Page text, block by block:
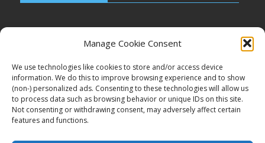
Manage Cookie Consent
We use technologies like cookies to store and/or access device
information. We do this to improve browsing experience and to show
(non-) personalized ads. Consenting to these technologies will allow us
to process data such as browsing behavior or unique IDs on this site.
Not consenting or withdrawing consent, may adversely affect certain
features and functions.
Cake